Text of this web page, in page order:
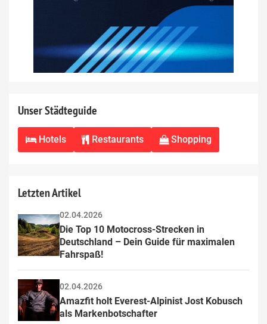
Unser Städteguide
Hotels Restaurants Shopping
Letzten Artikel
02.04.2026
Die Top 10 Motocross-Strecken in
Deutschland – Dein Guide für maximalen
Fahrspaß!
02.04.2026
Amazfit holt Everest-Alpinist Jost Kobusch
als Markenbotschafter